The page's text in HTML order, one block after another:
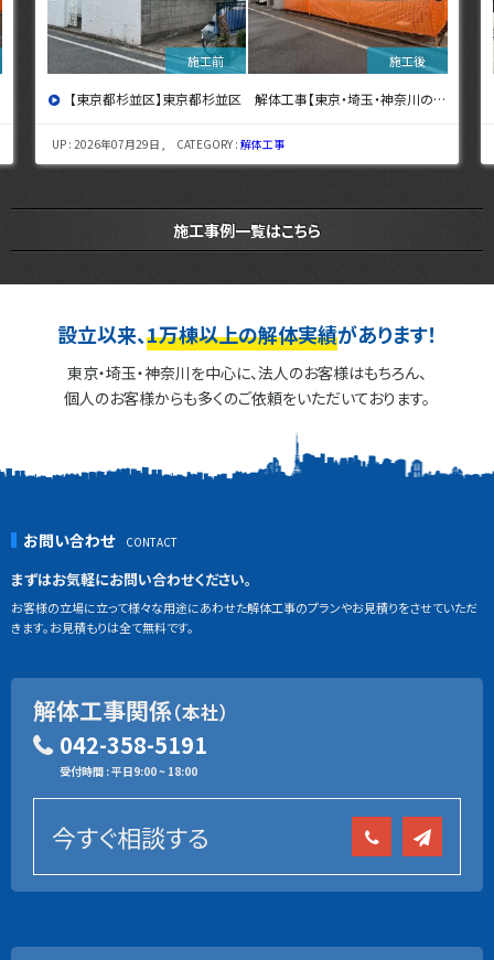
【東京都杉並区】東京都杉並区 解体工事【東京・埼玉・神奈川の解体工事なら東央建設へ】
UP : 2026年07月29日 , CATEGORY :解体工事
施工事例一覧はこちら
設立以来、1万棟以上の解体実績があります！
東京・埼玉・神奈川を中心に、法人のお客様はもちろん、
個人のお客様からも多くのご依頼をいただいております。
お問い合わせ
まずはお気軽にお問い合わせください。
お客様の立場に立って様々な用途にあわせた解体工事のプランやお見積りをさせていただ
きます。お見積もりは全て無料です。
解体工事関係（本社）
042-358-5191
受付時間 : 平日9:00 ~ 18:00
今すぐ相談する